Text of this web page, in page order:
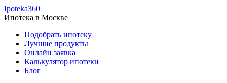
Ipoteka360
Ипотека в Москве
Подобрать ипотеку
Лучшие продукты
Онлайн заявка
Калькулятор ипотеки
Блог